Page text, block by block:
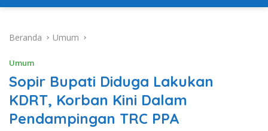
Beranda Umum
Umum
Sopir Bupati Diduga Lakukan
KDRT, Korban Kini Dalam
Pendampingan TRC PPA